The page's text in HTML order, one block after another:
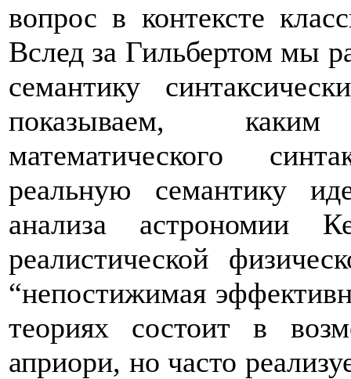
вопрос в контексте
Вслед за Гильбертом мы
семантику
показываем,
математического
реальную семантику
анализа астрономии
реалистической
“непостижимая
теориях состоит в
априори, но часто